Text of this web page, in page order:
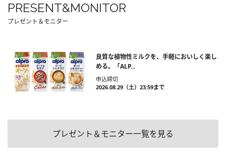
PRESENT&MONITOR
プレゼント＆モニター
良質な植物性ミルクを、手軽においしく楽し
める。「ALP...
申込締切
2026.08.29（土）23:59まで
プレゼント＆モニター一覧を見る